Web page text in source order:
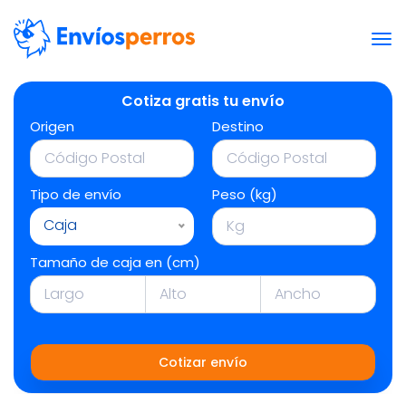
Cotiza gratis tu envío
Origen Destino
Tipo de envío
Caja
Peso (kg)
Tamaño de caja en (cm)
Cotizar envío